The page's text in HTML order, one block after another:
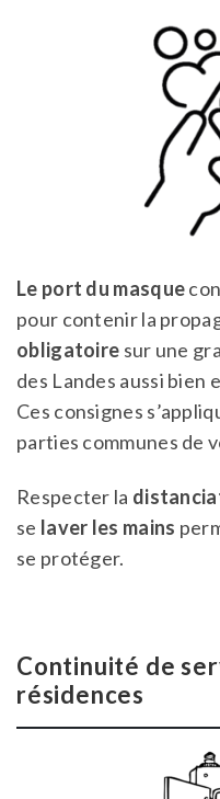
Le port du masque
pour contenir la
obligatoire sur une
des Landes aussi bien
Ces consignes
parties communes de
Respecter la
se laver les mains
se protéger.
Continuité de
résidences